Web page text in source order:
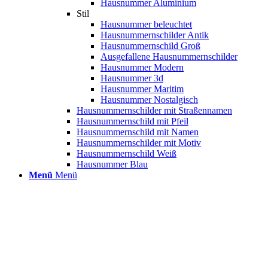
Hausnummer Aluminium
Stil
Hausnummer beleuchtet
Hausnummernschilder Antik
Hausnummernschild Groß
Ausgefallene Hausnummernschilder
Hausnummer Modern
Hausnummer 3d
Hausnummer Maritim
Hausnummer Nostalgisch
Hausnummernschilder mit Straßennamen
Hausnummernschild mit Pfeil
Hausnummernschild mit Namen
Hausnummernschilder mit Motiv
Hausnummernschild Weiß
Hausnummer Blau
Menü Menü